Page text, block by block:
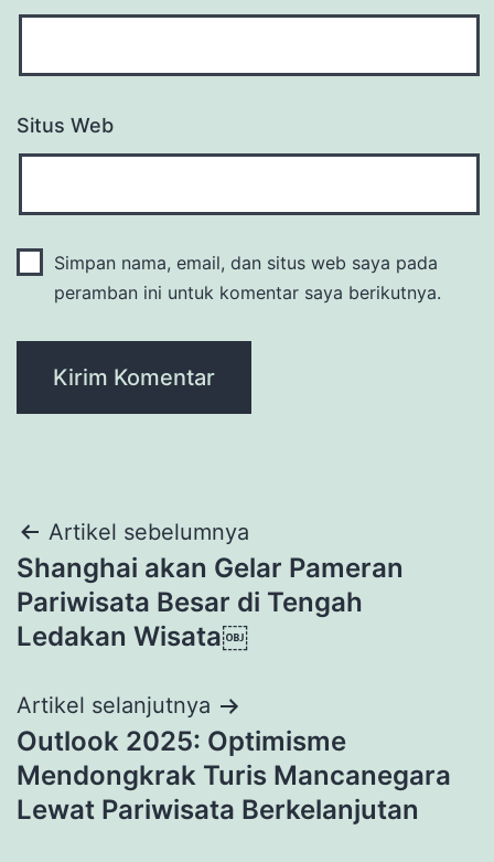
Situs Web
Simpan nama, email, dan situs web saya pada
peramban ini untuk komentar saya berikutnya.
Navigasi
pos
Artikel sebelumnya
Shanghai akan Gelar Pameran
Pariwisata Besar di Tengah
Ledakan Wisata￼
Artikel selanjutnya
Outlook 2025: Optimisme
Mendongkrak Turis Mancanegara
Lewat Pariwisata Berkelanjutan